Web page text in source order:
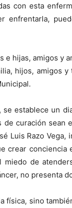
con esta
e hijas, amigos y
hijos, amigos
establece un
curación sean
Luis Razo Vega,
crear
de
no presenta
física, sino